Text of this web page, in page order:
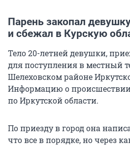
Парень закопал
и сбежал в Курскую
Тело 20-летней девушки,
для поступления в местный
Шелеховском районе
Информацию о
по Иркутской области.
По приезду в город она
что все в порядке, но через